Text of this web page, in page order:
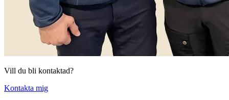
Vill du bli kontaktad?
Kontakta mig